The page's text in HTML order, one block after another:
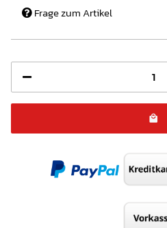
Frage zum Artikel